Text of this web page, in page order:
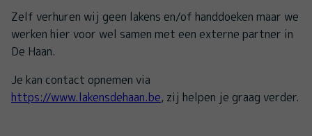
Zelf verhuren wij geen lakens en/of handdoeken maar we
werken hier voor wel samen met een externe partner in
De Haan.
Je kan contact opnemen via
https://www.lakensdehaan.be, zij helpen je graag verder.